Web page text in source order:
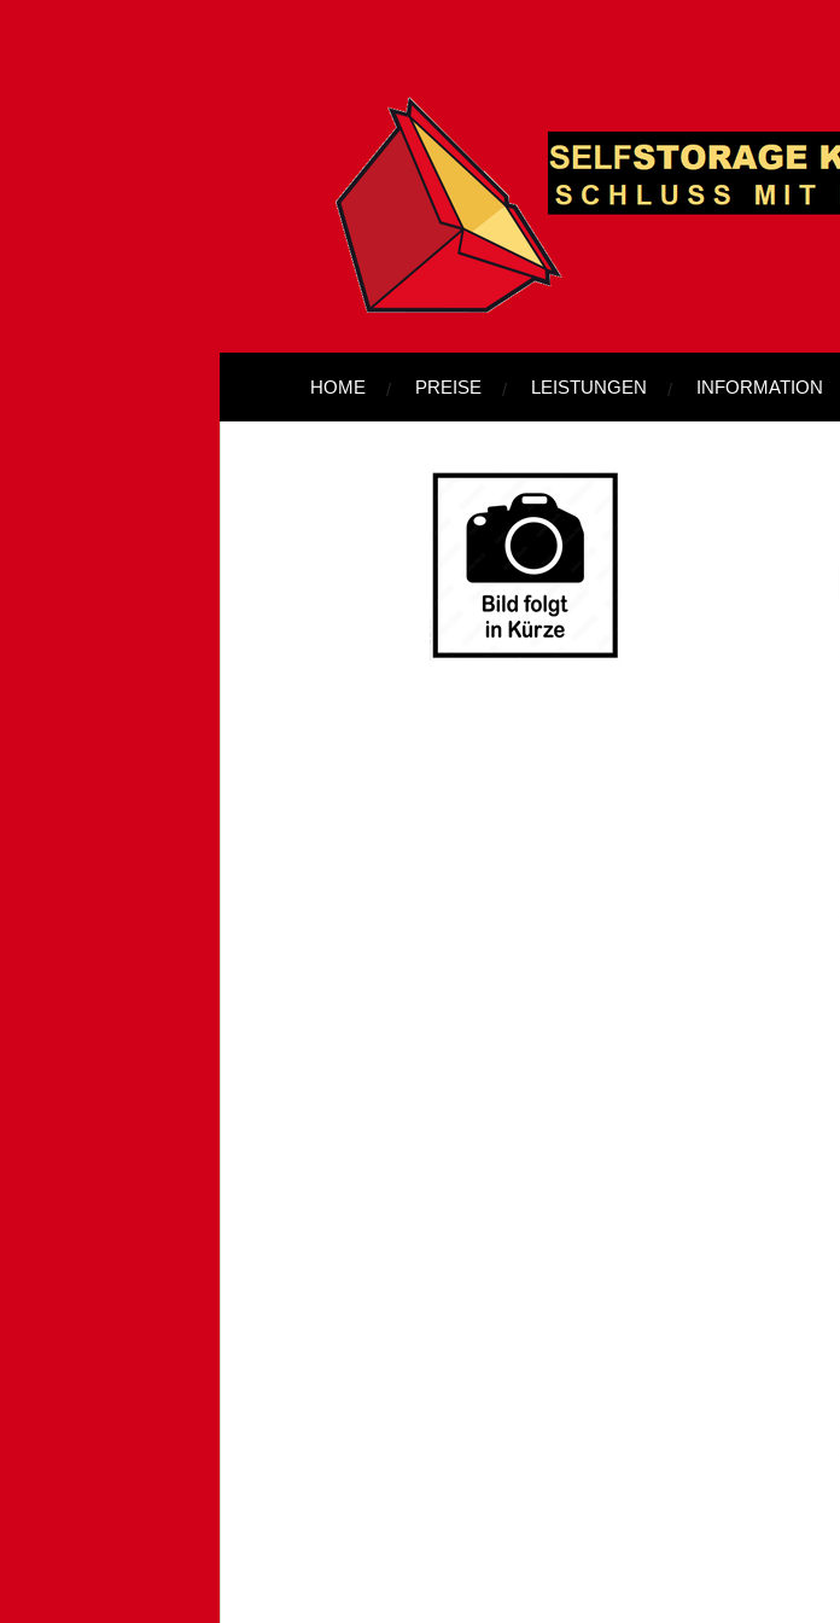
HOME PREISE LEISTUNGEN INFORMATION